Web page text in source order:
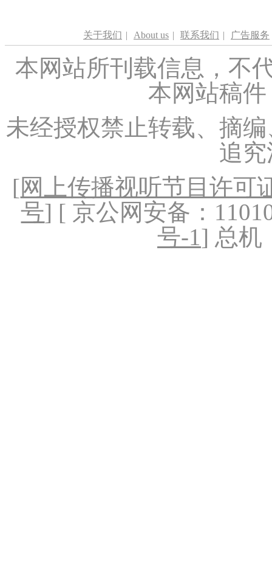
关于我们 | About us | 联系我们 | 广告服务
本网站所刊载信息，不
本网站稿
未经授权禁止转载、摘
追
[网上传播视听节目许可
号] [ 京公网安备：
号-1] 总机